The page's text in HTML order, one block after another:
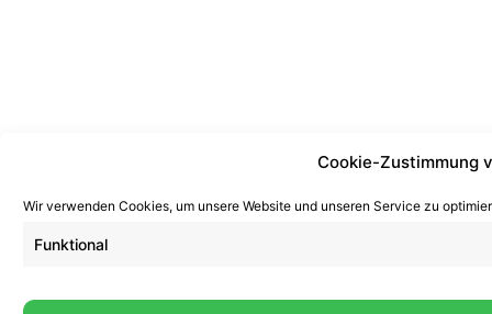
Cookie-Zustimmung
Wir verwenden Cookies, um unsere Website und unseren Service zu
Funktional